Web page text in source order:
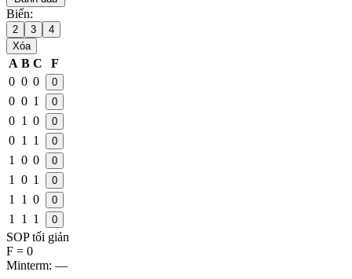
Biến:
2 3
4
Xóa
A B C
F
0 0 0 0
0 0 1 0
0 1 0 0
0 1 1 0
1 0 0 0
1 0 1 0
1 1 0 0
1 1 1 0
SOP tối giản
F = 0
Minterm: —